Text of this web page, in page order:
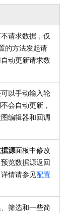
请求数据，仅
的方法发起请
动更新请求数
以手动输入轮
会自动更新，
编辑器和回调
源面板中修改
览数据源返回
情请参见配置
筛选和一些简